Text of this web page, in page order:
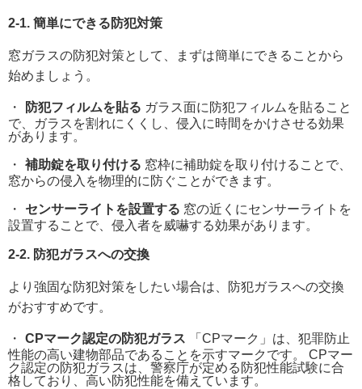
2-1. 簡単にできる防犯対策
窓ガラスの防犯対策として、まずは簡単にできることから
始めましょう。
防犯フィルムを貼る ガラス面に防犯フィルムを貼ること
で、ガラスを割れにくくし、侵入に時間をかけさせる効果
があります。
補助錠を取り付ける 窓枠に補助錠を取り付けることで、
窓からの侵入を物理的に防ぐことができます。
センサーライトを設置する 窓の近くにセンサーライトを
設置することで、侵入者を威嚇する効果があります。
2-2. 防犯ガラスへの交換
より強固な防犯対策をしたい場合は、防犯ガラスへの交換
がおすすめです。
CPマーク認定の防犯ガラス 「CPマーク」は、犯罪防止
性能の高い建物部品であることを示すマークです。 CPマー
ク認定の防犯ガラスは、警察庁が定める防犯性能試験に合
格しており、高い防犯性能を備えています。